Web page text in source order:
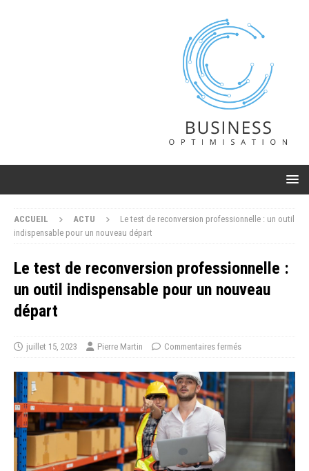
ACCUEIL ACTU
Le test de reconversion professionnelle : un outil
indispensable pour un nouveau départ
Le test de reconversion professionnelle :
un outil indispensable pour un nouveau
départ
juillet 15, 2023 Pierre Martin Commentaires fermés